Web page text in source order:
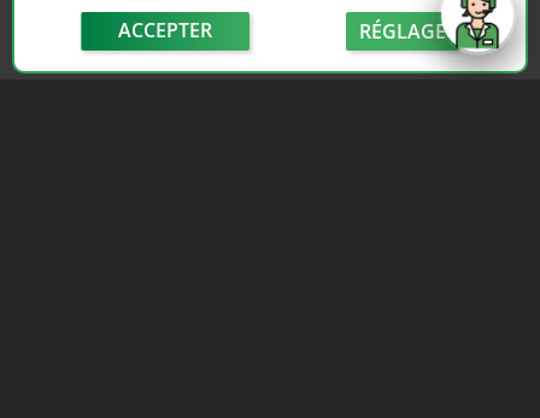
ACCEPTER RÉGLAGE